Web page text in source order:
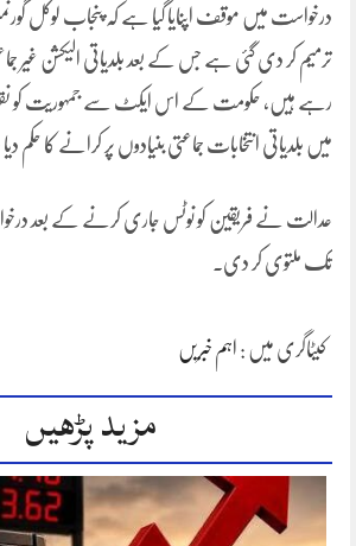
ترمیم کر دی گئی ہے جس کے بعد بلدیاتی الیکشن غیر
رہے ہیں، حکومت کے اس ایکٹ سے جمہوریت کو
میں بلدیاتی انتخابات جماعتی بنیادوں پر کرانے کا حکم
تک ملتوی کر دی۔
کیٹاگری میں : اہم خبریں
مزید پڑھیں